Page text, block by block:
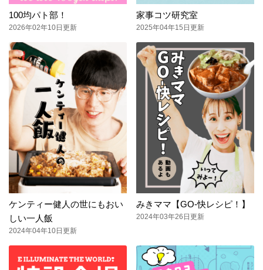
100均パト部！
2026年02年10日更新
家事コツ研究室
2025年04年15日更新
ケンティー健人の世にもおい
しい一人飯
2024年04年10日更新
みきママ【GO-快レシピ！】
2024年03年26日更新